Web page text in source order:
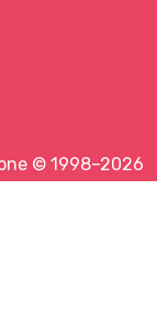
© 1998–2026